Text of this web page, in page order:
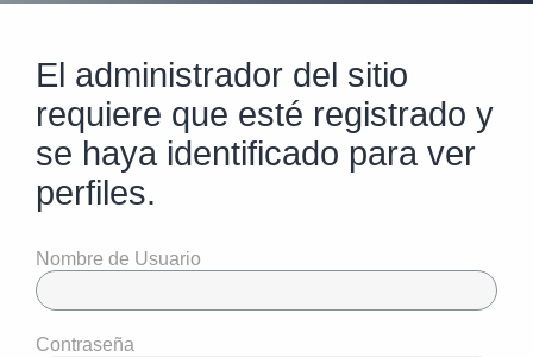
El administrador del sitio
requiere que esté registrado y
se haya identificado para ver
perfiles.
Nombre de Usuario
Contraseña